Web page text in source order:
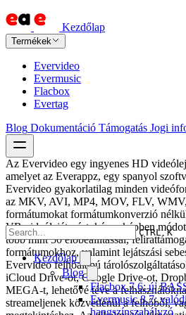
Kezdőlap
Termékek
Evervideo
Evermusic
Flacbox
Evertag
Blog Dokumentáció Támogatás Jogi
CTRL K
Kezdőlap
Blog
Flacbox 7.6: új
Evermusic 8.7:
hangszínszabályzó
Az Evervideo egy ingyenes HD
amelyet az Everappz, egy spanyol
Evervideo gyakorlatilag minden
az MKV, AVI, MP4, MOV, FLV,
formátumokat formátumkonverzió
VR videólejátszást, kép-a-képben
több mint 50 előbeállítással,
formátumokhoz, valamint lejátszási
Evervideo felhőalapú
iCloud Drive-ot, Google Drive-ot,
MEGA-t, lehetővé téve a
streameljenek közvetlenül a felhőből,